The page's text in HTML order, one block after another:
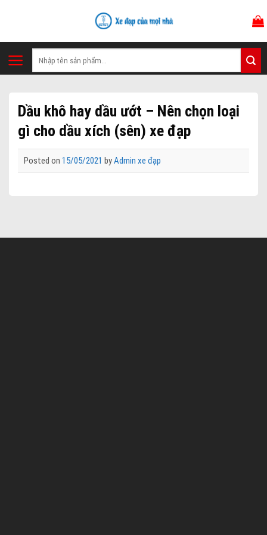
Tìm
kiếm:
Dầu khô hay dầu ướt – Nên chọn loại
gì cho dầu xích (sên) xe đạp
Posted on 15/05/2021 byAdmin xe đạp